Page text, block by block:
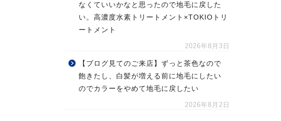
なくていいかなと思ったので地毛に戻した
い。高濃度水素トリートメント×TOKIOトリ
ートメント
2026年8月3日
【ブログ見てのご来店】ずっと茶色なので
飽きたし、白髪が増える前に地毛にしたい
のでカラーをやめて地毛に戻したい
2026年8月2日